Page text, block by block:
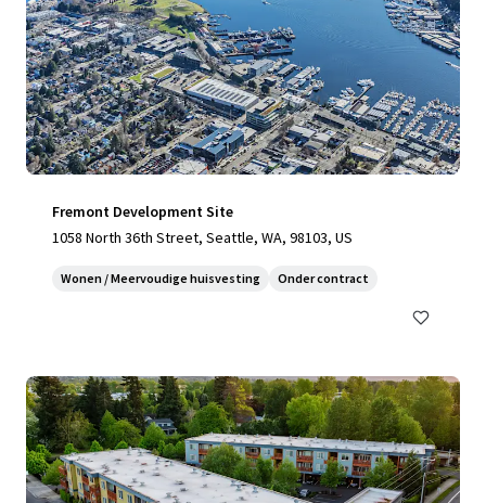
Fremont Development Site
1058 North 36th Street, Seattle, WA, 98103, US
Wonen / Meervoudige huisvesting Onder contract